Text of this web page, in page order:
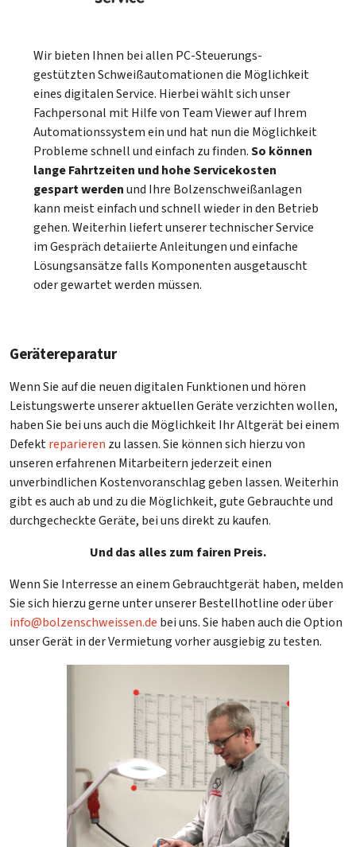
Wir bieten Ihnen bei allen PC-Steuerungs-
gestützten Schweißautomationen die Möglichkeit
eines digitalen Service. Hierbei wählt sich unser
Fachpersonal mit Hilfe von Team Viewer auf Ihrem
Automationssystem ein und hat nun die Möglichkeit
Probleme schnell und einfach zu finden.So können
lange Fahrtzeiten und hohe Servicekosten
gespart werdenund Ihre Bolzenschweißanlagen
kann meist einfach und schnell wieder in den Betrieb
gehen. Weiterhin liefert unserer technischer Service
im Gespräch detaiierte Anleitungen und einfache
Lösungsansätze falls Komponenten ausgetauscht
oder gewartet werden müssen.
Gerätereparatur
Wenn Sie auf die neuen digitalen Funktionen und hören
Leistungswerte unserer aktuellen Geräte verzichten wollen,
haben Sie bei uns auch die Möglichkeit Ihr Altgerät bei einem
Defektreparieren zu lassen. Sie können sich hierzu von
unseren erfahrenen Mitarbeitern jederzeit einen
unverbindlichen Kostenvoranschlag geben lassen. Weiterhin
gibt es auch ab und zu die Möglichkeit, gute Gebrauchte und
durchgecheckte Geräte, bei uns direkt zu kaufen.
Und das alles zum fairen Preis.
Wenn Sie Interresse an einem Gebrauchtgerät haben, melden
Sie sich hierzu gerne unter unserer Bestellhotline oder über
info@bolzenschweissen.de bei uns. Sie haben auch die Option
unser Gerät in der Vermietung vorher ausgiebig zu testen.